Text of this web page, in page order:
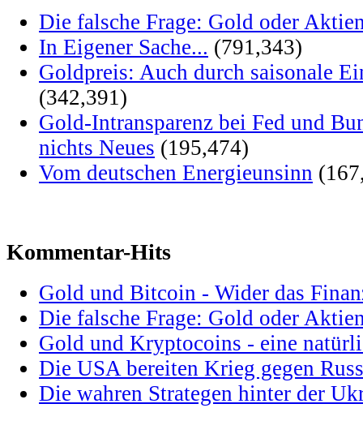
Die falsche Frage: Gold oder
In Eigener Sache... (791,343)
Goldpreis: Auch durch saisonale
(342,391)
Gold-Intransparenz bei Fed und
nichts Neues (195,474)
Vom deutschen Energieunsinn
Kommentar-Hits
Gold und Bitcoin - Wider das
Die falsche Frage: Gold oder
Gold und Kryptocoins - eine
Die USA bereiten Krieg gegen
Die wahren Strategen hinter der